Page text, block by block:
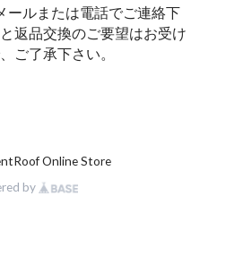
ールまたは電話でご連絡下
返品交換のご要望はお受け
ご了承下さい。
Online Store
by